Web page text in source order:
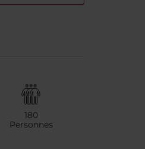
180
Personnes